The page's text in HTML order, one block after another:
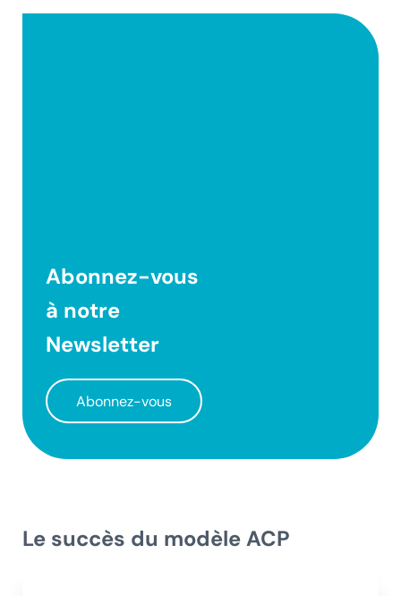
Abonnez-vous
à notre
Newsletter
Abonnez-vous
Le succès du modèle ACP